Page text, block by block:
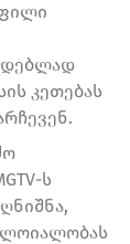
კეთებას
ს
ლოიალობას